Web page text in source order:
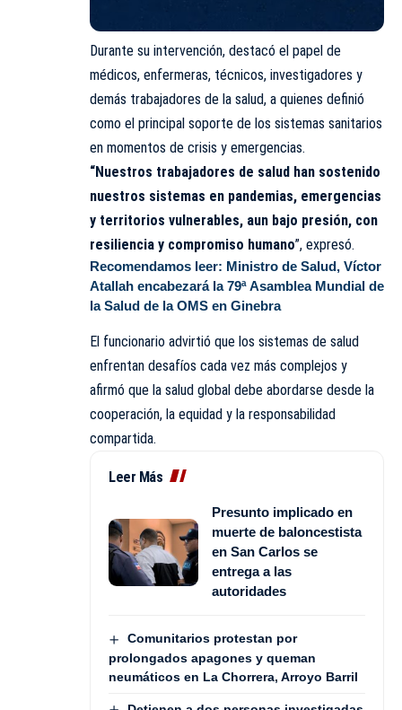
Durante su intervención, destacó el papel de
médicos, enfermeras, técnicos, investigadores y
demás trabajadores de la salud, a quienes definió
como el principal soporte de los sistemas sanitarios
en momentos de crisis y emergencias.
“Nuestros trabajadores de salud han sostenido
nuestros sistemas en pandemias, emergencias
y territorios vulnerables, aun bajo presión, con
resiliencia y compromiso humano”, expresó.
Recomendamos leer: Ministro de Salud, Víctor
Atallah encabezará la 79ª Asamblea Mundial de
la Salud de la OMS en Ginebra
El funcionario advirtió que los sistemas de salud
enfrentan desafíos cada vez más complejos y
afirmó que la salud global debe abordarse desde la
cooperación, la equidad y la responsabilidad
compartida.
Leer Más
Presunto implicado en
muerte de baloncestista
en San Carlos se
entrega a las
autoridades
Comunitarios protestan por
prolongados apagones y queman
neumáticos en La Chorrera, Arroyo Barril